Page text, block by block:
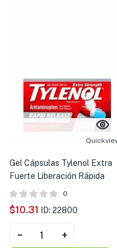
Gel Cápsulas Tylenol Extra
Fuerte Liberación Rápida
0
$10.31 ID: 22800
− +